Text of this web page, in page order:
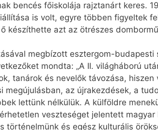
bencés főiskolája rajztanárt keres.
is volt, egyre többen figyeltek
készíthette azt az ötrészes
megbízott esztergom-budapesti
mondta: „A II. világháború
tanárok és nevelők távozása,
az újrakezdések, a
lettünk nélkülük. A külföldre
veszteséget jelentett
történelmünk és egész kulturális